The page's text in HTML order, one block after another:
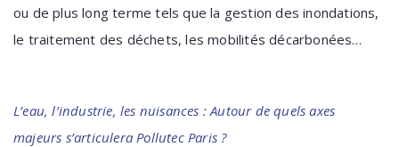
ou de plus long terme tels que la gestion des inondations,
le traitement des déchets, les mobilités décarbonées…
L’eau, l’industrie, les nuisances : Autour de quels axes
majeurs s’articulera Pollutec Paris ?